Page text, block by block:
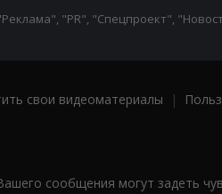
"PR", "Спецпроект",
свои видеоматериалы |
сообщения могут задеть